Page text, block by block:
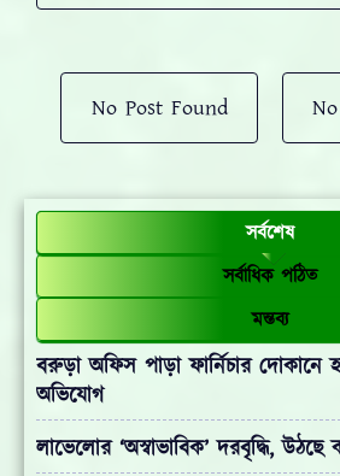
No Post Found
সর্বশেষ
সর্বাধিক পঠিত
মন্তব্য
বরুড়া অফিস পাড়া ফার্নিচার দোকানে
অভিযোগ
লাভেলোর ‘অস্বাভাবিক’ দরবৃদ্ধি, উঠছে